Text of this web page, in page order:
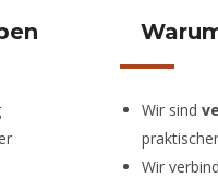
Wir sind
Wir